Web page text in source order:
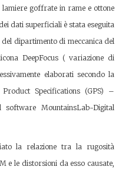
goffrate in rame e ottone
dati superficiali è stata eseguita
dipartimento di meccanica del
DeepFocus ( variazione di
elaborati secondo la
Specifications (GPS) –
MountainsLab-Digital
la relazione tra la rugosità
e le distorsioni da esso causate,